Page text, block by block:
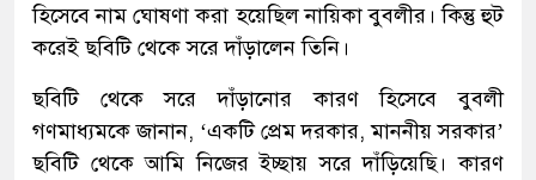
হিসেবে নাম ঘোষণা করা হয়েছিল নায়িকা বুবলীর। কিন্তু হুট
করেই ছবিটি থেকে সরে দাঁড়ালেন তিনি।
ছবিটি থেকে সরে দাঁড়ানোর কারণ হিসেবে বুবলী
গণমাধ্যমকে জানান, ‘একটি প্রেম দরকার, মাননীয় সরকার’
ছবিটি থেকে আমি নিজের ইচ্ছায় সরে দাঁড়িয়েছি। কারণ